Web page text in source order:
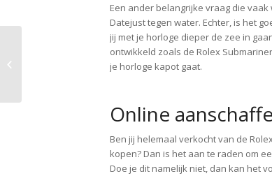
Een ander belangrijke vraag die
Datejust tegen water. Echter, is het
jij met je horloge dieper de zee in
ontwikkeld zoals de Rolex
je horloge kapot gaat.
Online
Ben jij helemaal verkocht van de
kopen? Dan is het aan te raden om
Doe je dit namelijk niet, dan kan het
Ring goud: De perfecte